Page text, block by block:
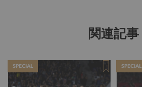
関連記事
SPECIAL SPECIAL